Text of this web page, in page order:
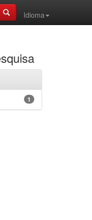
Idioma
1